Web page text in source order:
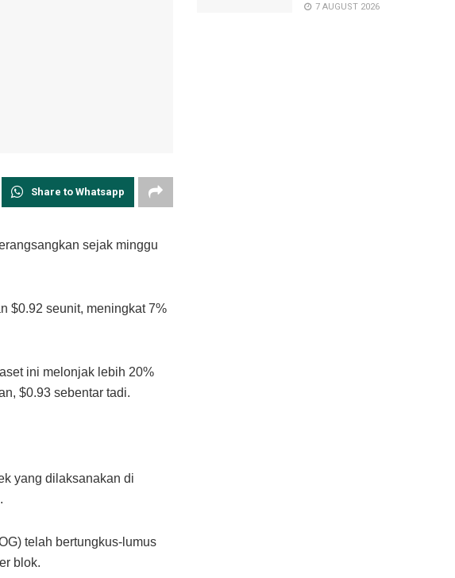
Share to Whatsapp
sejak minggu
$0.92 seunit, meningkat 7%
ini melonjak lebih 20%
$0.93 sebentar tadi.
yang dilaksanakan di
telah bertungkus-lumus
blok.
7 AUGUST 2026